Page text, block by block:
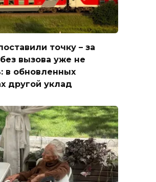
точку – за
вызова уже не
в обновленных
другой уклад